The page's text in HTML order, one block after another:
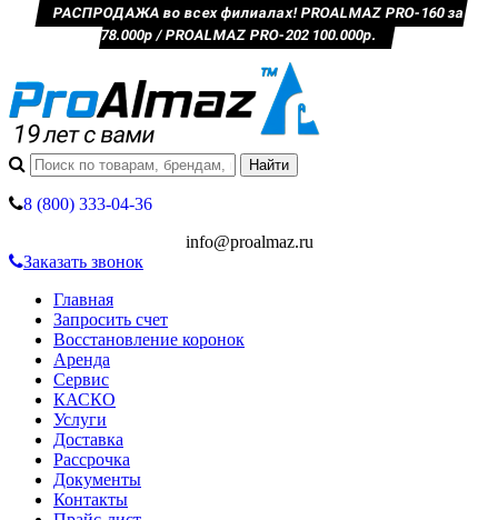
РАСПРОДАЖА во всех филиалах! PROALMAZ PRO-160 за
78.000р / PROALMAZ PRO-202 100.000р.
8 (800) 333-04-36
info@proalmaz.ru
Заказать звонок
Главная
Запросить счет
Восстановление коронок
Аренда
Сервис
КАСКО
Услуги
Доставка
Рассрочка
Документы
Контакты